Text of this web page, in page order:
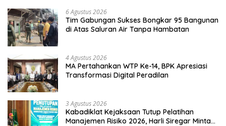
6 Agustus 2026
Tim Gabungan Sukses Bongkar 95 Bangunan
di Atas Saluran Air Tanpa Hambatan
4 Agustus 2026
MA Pertahankan WTP Ke-14, BPK Apresiasi
Transformasi Digital Peradilan
3 Agustus 2026
Kabadiklat Kejaksaan Tutup Pelatihan
Manajemen Risiko 2026, Harli Siregar Minta